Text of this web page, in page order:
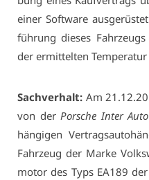
ei­ner Soft­ware
füh­rung die­ses
der er­mit­tel­ten
Sach­ver­halt: Am
von der Por­sche In­ter
hän­gi­gen
Fahr­zeug der Mar­ke
mo­tor des Typs EA189